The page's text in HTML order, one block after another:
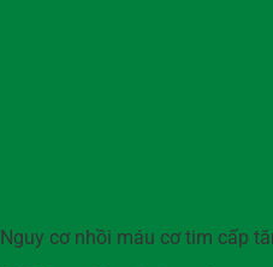
Nguy cơ nhồi máu cơ tim cấp